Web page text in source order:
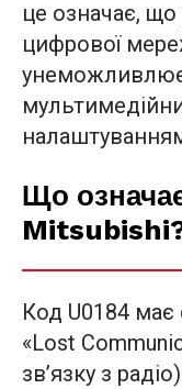
це означає, що
цифрової
Що
Код U0184
«Lost
зв’язку з